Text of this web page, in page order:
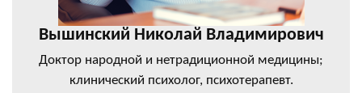
Вышинский Николай Владимирович
Доктор народной и нетрадиционной медицины;
клинический психолог, психотерапевт.